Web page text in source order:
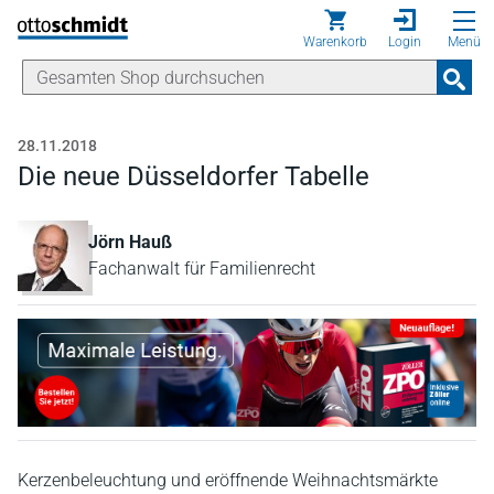
Direkt zum Inhalt
Warenkorb Login Menü
28.11.2018
Die neue Düsseldorfer Tabelle
Jörn Hauß
Fachanwalt für Familienrecht
Kerzenbeleuchtung und eröffnende Weihnachtsmärkte